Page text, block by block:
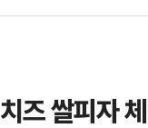
즈 쌀피자